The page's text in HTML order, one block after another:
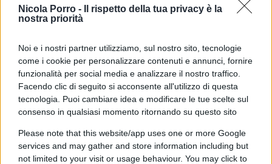
Nicola Porro -
Il rispetto della tua privacy è la
nostra priorità
Noi e i nostri partner utilizziamo, sul nostro sito, tecnologie
come i cookie per personalizzare contenuti e annunci, fornire
funzionalità per social media e analizzare il nostro traffico.
Facendo clic di seguito si acconsente all'utilizzo di questa
tecnologia. Puoi cambiare idea e modificare le tue scelte sul
consenso in qualsiasi momento ritornando su questo sito
Please note that this website/app uses one or more Google
services and may gather and store information including but
not limited to your visit or usage behaviour. You may click to
in positivo.
I Megatrend strutturali sono il presente
corollario di quanto detto sull’innovazione, anche
qui l’effetto della pandemia è evidente. Quelli che
sembravano trend lontani (dal cambiamento
climatico, alla digitalizzazione, al futuro della
terribile concretezza della realtà vissuta porta le
persone e gli investitori a prestare una attenzione